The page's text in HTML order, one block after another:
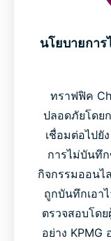
นโยบายกา
ทราฟฟิค
ปลอดภัยโดย
เชื่อมต่อไปยั
การไม่บันทึ
กิจกรรมออน
ถูกบันทึกเอา
ตรวจสอบโด
อย่าง KPMG